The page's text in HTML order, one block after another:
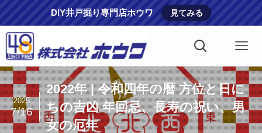
DIY井戸掘り専門店ホウワ 見てみる
2022年 | 令和四年の暦 方位と日に
ちの吉凶 年回忌、長寿の祝い、男
女の厄年
2025
7/16